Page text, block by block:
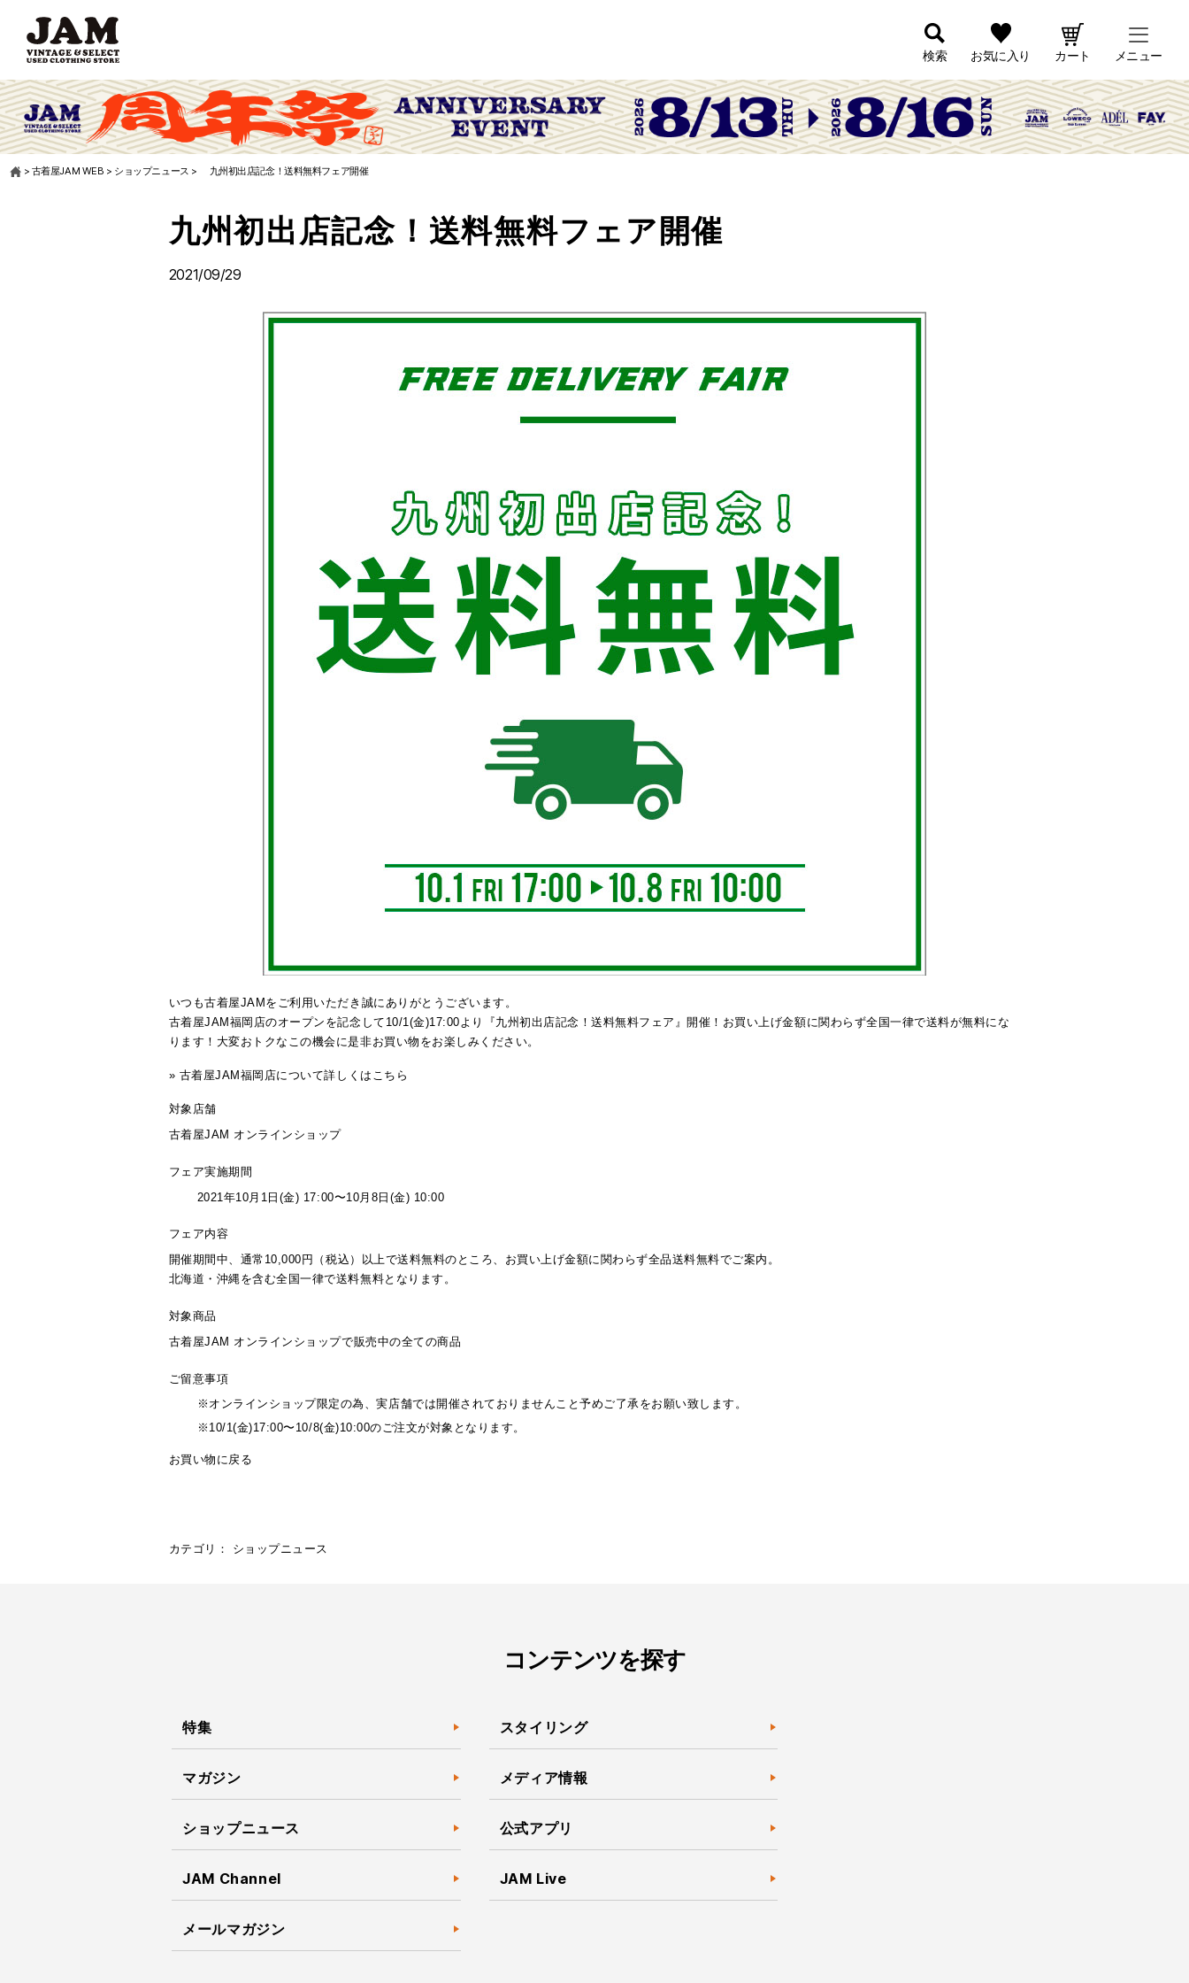
検索 お気に入り カート メニュー
> 古着屋JAM WEB > ショップニュース > 九州初出店記念！送料無料フェア開催
九州初出店記念！送料無料フェア開催
2021/09/29
いつも古着屋JAMをご利用いただき誠にありがとうございます。
古着屋JAM福岡店のオープンを記念して10/1(金)17:00より『九州初出店記念！送料無料フェア』開催！お買い上げ金額に関わらず全国一律で送料が無料にな
ります！大変おトクなこの機会に是非お買い物をお楽しみください。
» 古着屋JAM福岡店について詳しくはこちら
対象店舗
古着屋JAM オンラインショップ
フェア実施期間
2021年10月 1 日(金) 17:00〜10月 8 日(金) 10:00
フェア内容
開催期間中、通常10,000円（税込）以上で送料無料のところ、お買い上げ金額に関わらず全品送料無料でご案内。
北海道・沖縄を含む全国一律で送料無料となります。
対象商品
古着屋JAM オンラインショップで販売中の全ての商品
ご留意事項
※オンラインショップ限定の為、実店舗では開催されておりませんこと予めご了承をお願い致します。
※10/1(金)17:00〜10/8(金)10:00のご注文が対象となります。
お買い物に戻る
カテゴリ： ショップニュース
コンテンツを探す
特集 スタイリング
マガジン メディア情報
ショップニュース 公式アプリ
JAM Channel JAM Live
メールマガジン